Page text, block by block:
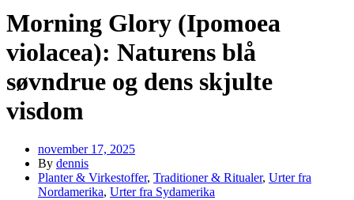
Morning Glory (Ipomoea
violacea): Naturens blå
søvndrue og dens skjulte
visdom
november 17, 2025
By dennis
Planter & Virkestoffer, Traditioner & Ritualer, Urter fra
Nordamerika, Urter fra Sydamerika